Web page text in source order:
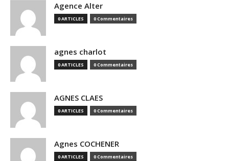
Agence Alter
0 ARTICLES 0 Commentaires
agnes charlot
0 ARTICLES 0 Commentaires
AGNES CLAES
0 ARTICLES 0 Commentaires
Agnes COCHENER
0 ARTICLES 0 Commentaires